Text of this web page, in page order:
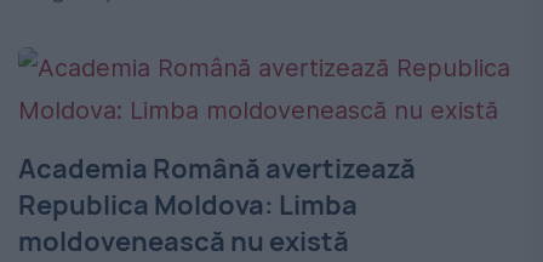
Academia Română avertizează
Republica Moldova: Limba
moldovenească nu există